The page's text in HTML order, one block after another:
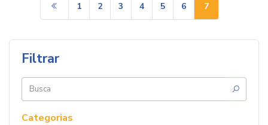
1 2 3 4 5 6 7
Filtrar
Buscar
por:
Categorias